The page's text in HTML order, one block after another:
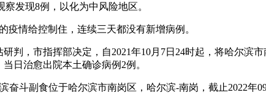
发现8例，以化为中风险地区。
疫情给控制住，连续三天都没有新增病例。
判，市指挥部决定，自2021年10月7日24时起，将哈尔滨
日治愈出院本土确诊病例2例。
奋斗副食位于哈尔滨市南岗区，哈尔滨-南岗，截止2022年